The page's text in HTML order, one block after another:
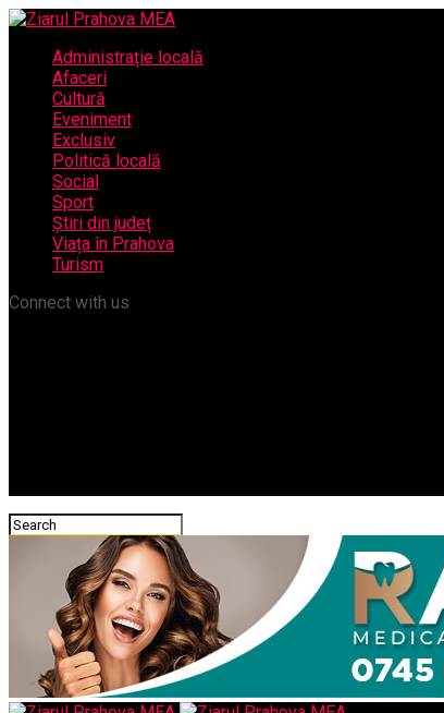
Administrație locală
Afaceri
Cultură
Eveniment
Exclusiv
Politică locală
Social
Sport
Știri din județ
Viața în Prahova
Turism
Connect with us